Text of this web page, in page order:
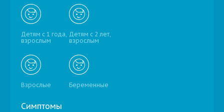
Детям с 1 года,
взрослым
Детям с 2 лет,
взрослым
Взрослые Беременные
Симптомы